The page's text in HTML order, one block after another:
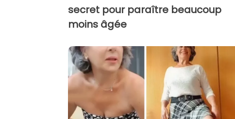
secret pour paraître beaucoup
moins âgée